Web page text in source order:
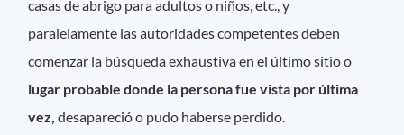
casas de abrigo para adultos o niños, etc., y
paralelamente las autoridades competentes deben
comenzar la búsqueda exhaustiva en el último sitio o
lugar probable donde la persona fue vista por última
vez,desapareció o pudo haberse perdido.